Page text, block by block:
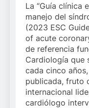
La “Guía clínica
manejo del
(2023 ESC
of acute
de referencia
Cardiología que
cada cinco
publicada, fruto
internacional
cardiólogo